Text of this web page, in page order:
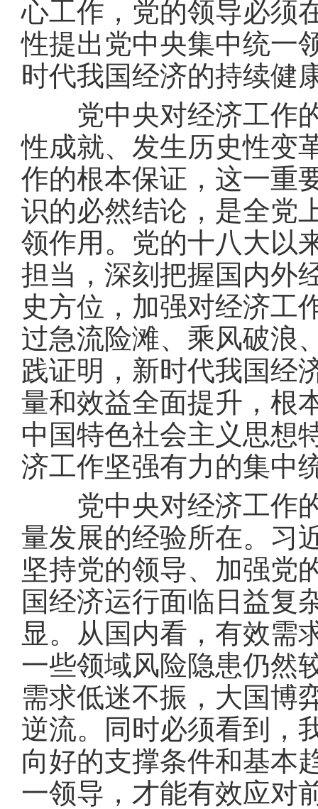
心工作，党的领导必须
性提出党中央集中统一
时代我国经济的持续健
党中央对经济工作的
性成就、发生历史性变
作的根本保证，这一重
识的必然结论，是全党
领作用。党的十八大以
担当，深刻把握国内外
史方位，加强对经济工
过急流险滩、乘风破浪
践证明，新时代我国经
量和效益全面提升，根
中国特色社会主义思想
济工作坚强有力的集中
党中央对经济工作的
量发展的经验所在。习
坚持党的领导、加强党
国经济运行面临日益复
显。从国内看，有效需
一些领域风险隐患仍然
需求低迷不振，大国博
逆流。同时必须看到，
向好的支撑条件和基本
一领导，才能有效应对